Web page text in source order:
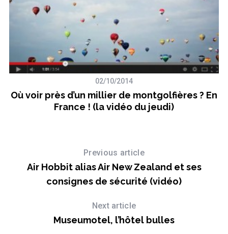
02/10/2014
Où voir près d’un millier de montgolfières ? En
France ! (la vidéo du jeudi)
Previous article
Air Hobbit alias Air New Zealand et ses
consignes de sécurité (vidéo)
Next article
Museumotel, l’hôtel bulles